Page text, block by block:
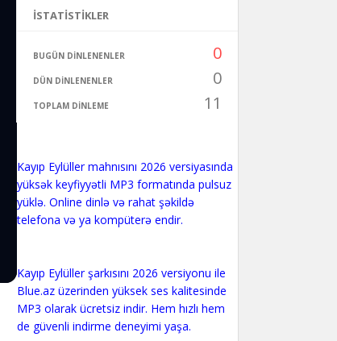
İSTATISTIKLER
BUGÜN DINLENENLER 0
DÜN DINLENENLER 0
TOPLAM DINLEME 11
Kayıp Eylüller mahnısını 2026 versiyasında
yüksək keyfiyyətli MP3 formatında pulsuz
yüklə. Online dinlə və rahat şəkildə
telefona və ya kompüterə endir.
Kayıp Eylüller şarkısını 2026 versiyonu ile
Blue.az üzerinden yüksek ses kalitesinde
MP3 olarak ücretsiz indir. Hem hızlı hem
de güvenli indirme deneyimi yaşa.